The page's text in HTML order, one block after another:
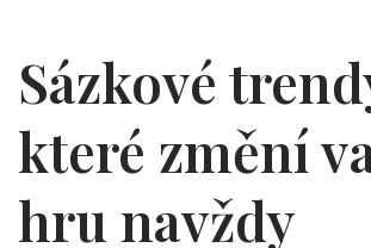
Sázkové
které změní
hru navždy